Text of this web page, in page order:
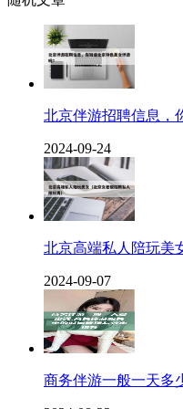
北京伴游招聘信息，
2024-09-24
北京高端私人陪玩美
2024-09-07
商务伴游一般一天多